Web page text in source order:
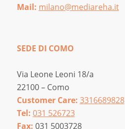
Mail: milano@mediareha.it
SEDE DI COMO
Via Leone Leoni 18/a
22100 – Como
Customer Care: 3316689828
Tel: 031 526723
Fax: 031 5003728